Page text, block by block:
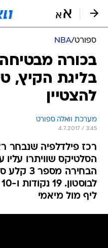
ספורט/
NBA
בכורה מבטיחה
בליגת הקיץ,
להצטיין
מערכת וואלה ספורט
4.7.2017 / 3:45
רכז פילדלפיה שנבחר
ליף מול מיאמי